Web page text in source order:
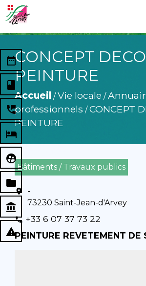
CONCEPT DECO
PEINTURE
Accueil /Vie locale /
professionnels /CONCEPT
PEINTURE
date_range
book
perm_phone_msg
local_hotel
supervised_user_circle
folder
account_balance
report_problem
Bâtiments / Travaux publics
location_on
-
73230 Saint-Jean-d'Arvey
phone +33 6 07 37 73 22
PEINTURE REVETEMENT DE